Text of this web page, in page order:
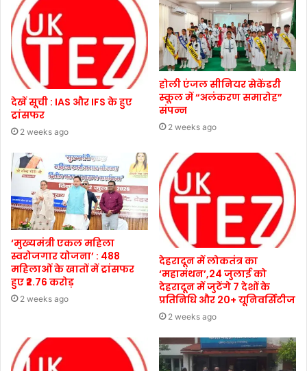
देखें सूची : IAS और IFS के हुए
ट्रांसफर
2 weeks ago
होली एंजल सीनियर सेकेंडरी
स्कूल में “अलंकरण समारोह”
संपन्न
2 weeks ago
‘मुख्यमंत्री एकल महिला
स्वरोजगार योजना’ : 488
महिलाओं के खातों में ट्रांसफर
हुए ₹2.76 करोड़
2 weeks ago
देहरादून में लोकतंत्र का
‘महामंथन’,24 जुलाई को
देहरादून में जुटेंगे 7 देशों के
प्रतिनिधि और 20+ यूनिवर्सिटीज
2 weeks ago